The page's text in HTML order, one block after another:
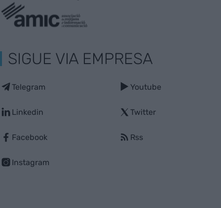
SIGUE VIA EMPRESA
Telegram
Linkedin
Facebook
Instagram
Youtube
Twitter
Rss